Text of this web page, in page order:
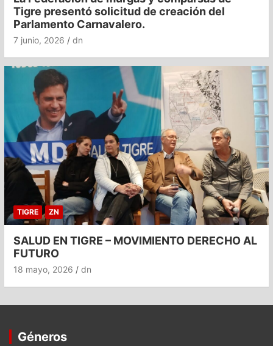
Tigre presentó solicitud de creación del
Parlamento Carnavalero.
7 junio, 2026 dn
TIGRE ZN
SALUD EN TIGRE – MOVIMIENTO DERECHO AL
FUTURO
18 mayo, 2026 dn
Géneros